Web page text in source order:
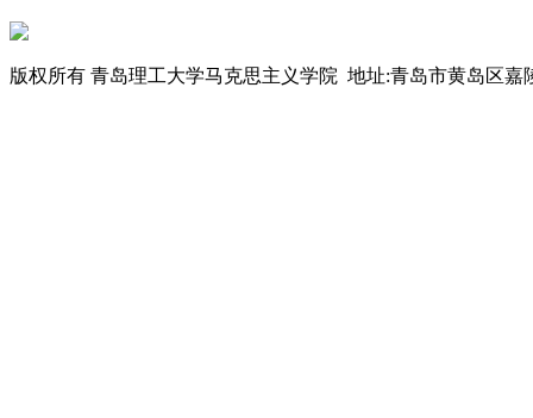
版权所有 青岛理工大学马克思主义学院 地址:青岛市黄岛区嘉